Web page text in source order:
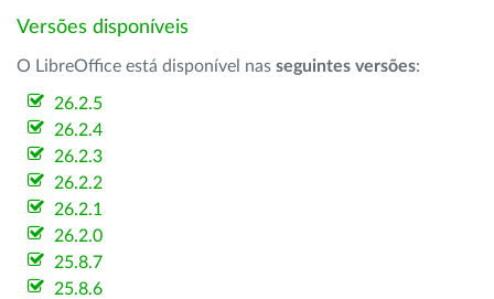
Versões disponíveis
O LibreOffice está disponível nas seguintes versões:
26.2.5
26.2.4
26.2.3
26.2.2
26.2.1
26.2.0
25.8.7
25.8.6